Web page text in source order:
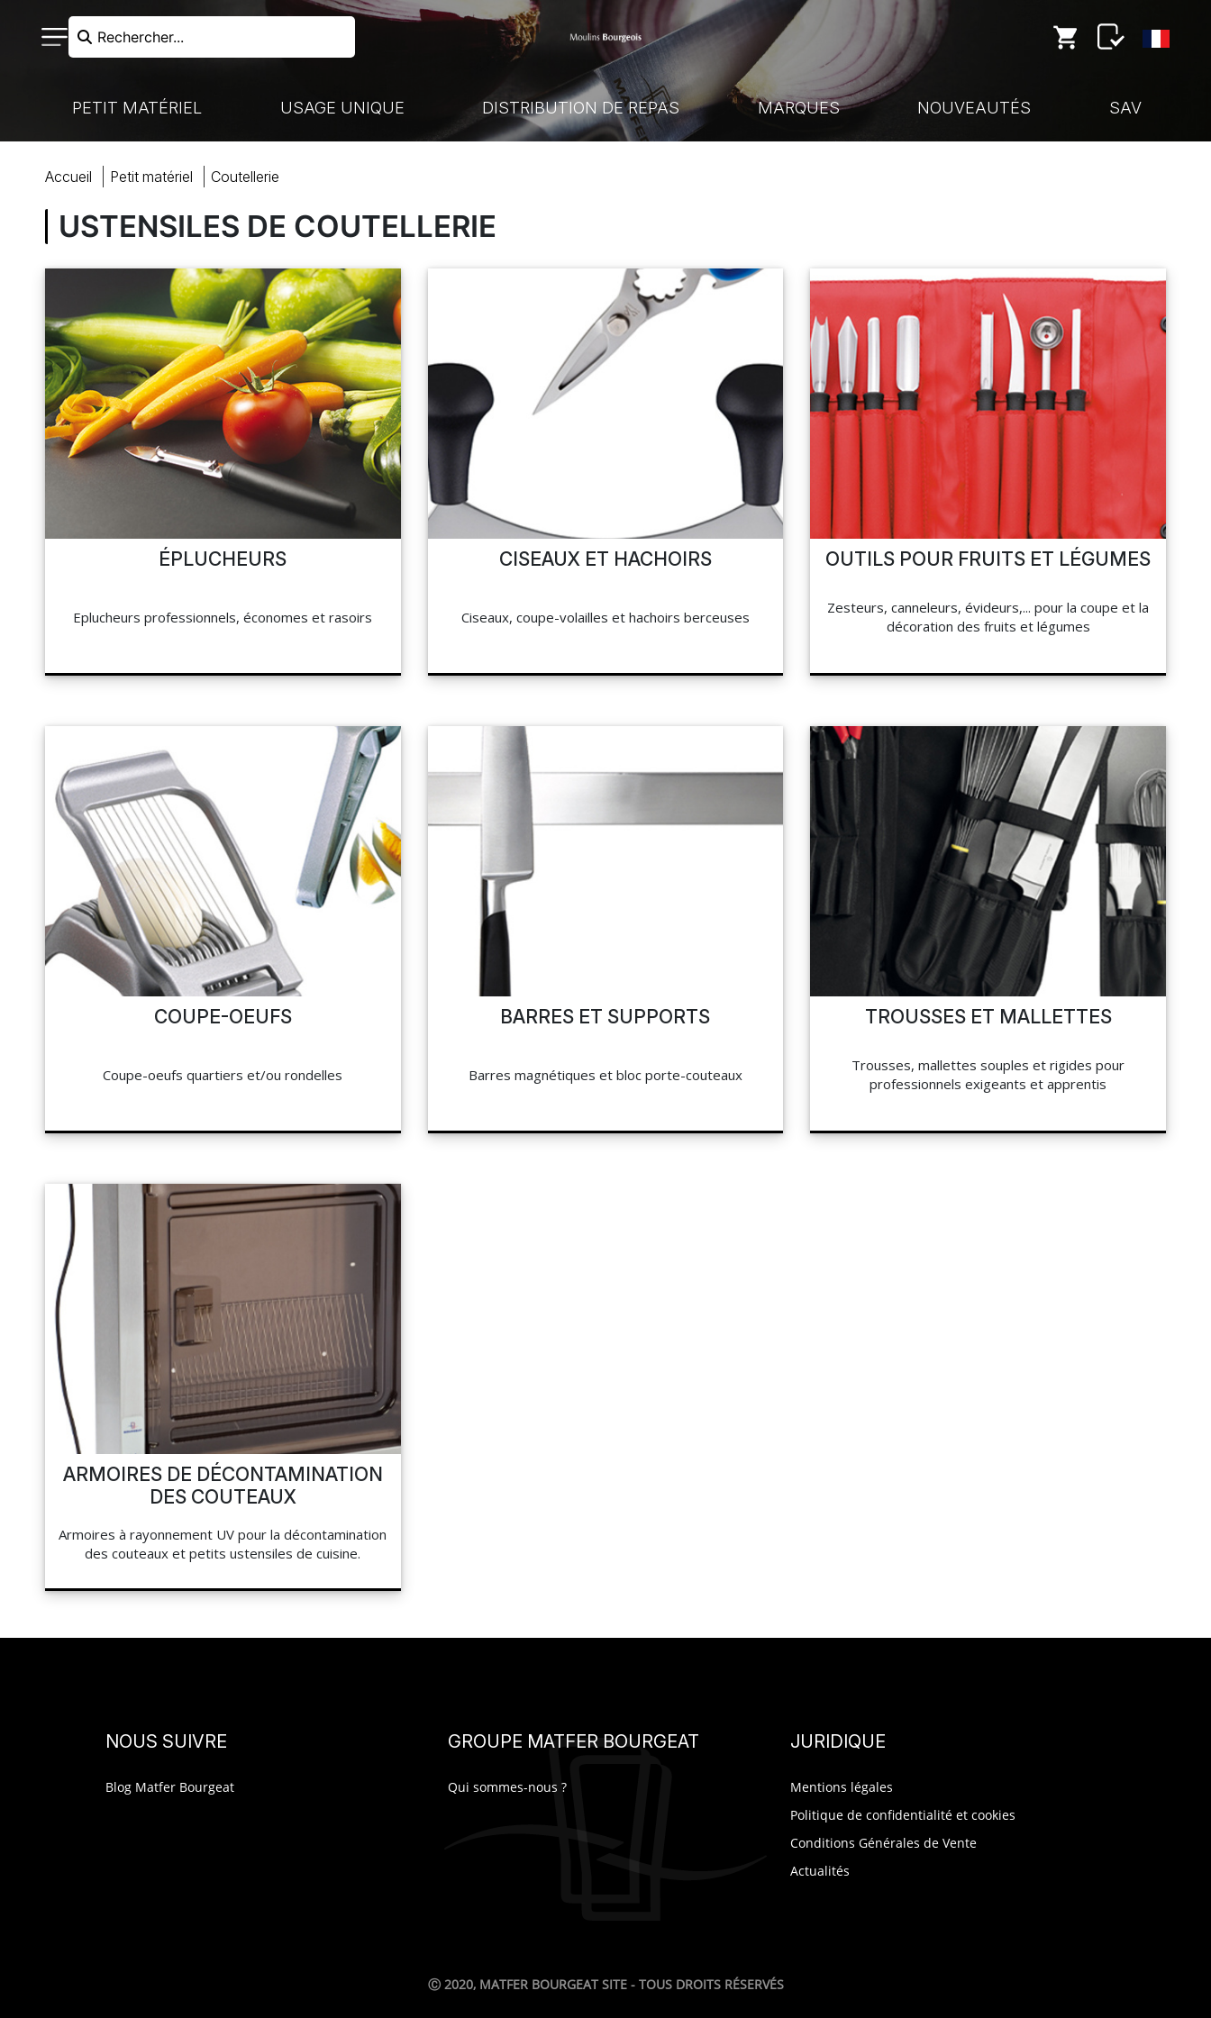
CUISSON
PRÉPARATION
BOULANGERIE
PÂTISSERIE
SUCRE ET GLACE
HYGIÈNE ET ENTRETIEN
LIBRAIRIE
À USAGE UNIQUE
BOULANGERIE-PÂTISSERIE
COCKTAILS ET BUFFETS
NAPPAGE ET SERVIETTES
CUISSON ET PRÉPARATION
FROIDE - LIAISON CHAUDE
NOS MARQUES
Rechercher...
PETIT MATÉRIEL USAGE UNIQUE DISTRIBUTION DE REPAS MARQUES NOUVEAUTÉS SAV
RECHERCHER
MON COMPTE
MES LISTES
accueil petit matériel coutellerie
USTENSILES DE COUTELLERIE
ÉPLUCHEURS
Eplucheurs professionnels, économes et rasoirs
CISEAUX ET HACHOIRS
Ciseaux, coupe-volailles et hachoirs berceuses
OUTILS POUR FRUITS ET LÉGUMES
Zesteurs, canneleurs, évideurs,... pour la coupe et la
décoration des fruits et légumes
COUPE-OEUFS
Coupe-oeufs quartiers et/ou rondelles
BARRES ET SUPPORTS
Barres magnétiques et bloc porte-couteaux
TROUSSES ET MALLETTES
Trousses, mallettes souples et rigides pour
professionnels exigeants et apprentis
ARMOIRES DE DÉCONTAMINATION
DES COUTEAUX
Armoires à rayonnement UV pour la décontamination
des couteaux et petits ustensiles de cuisine.
NOUS SUIVRE
Blog Matfer Bourgeat
GROUPE MATFER BOURGEAT
Qui sommes-nous ?
JURIDIQUE
Mentions légales
Politique de confidentialité et cookies
Conditions Générales de Vente
Actualités
Ⓒ 2020, MATFER BOURGEAT SITE - TOUS DROITS RÉSERVÉS